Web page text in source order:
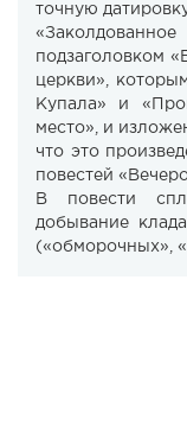
точную
подзаголовком
церкви»,
Купала» и
место», и
что это
повестей
В повести
добывание
(«обморочных»,